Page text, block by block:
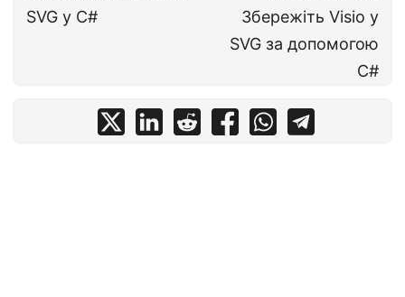
SVG у C#
Збережіть Visio у
SVG за допомогою
C#